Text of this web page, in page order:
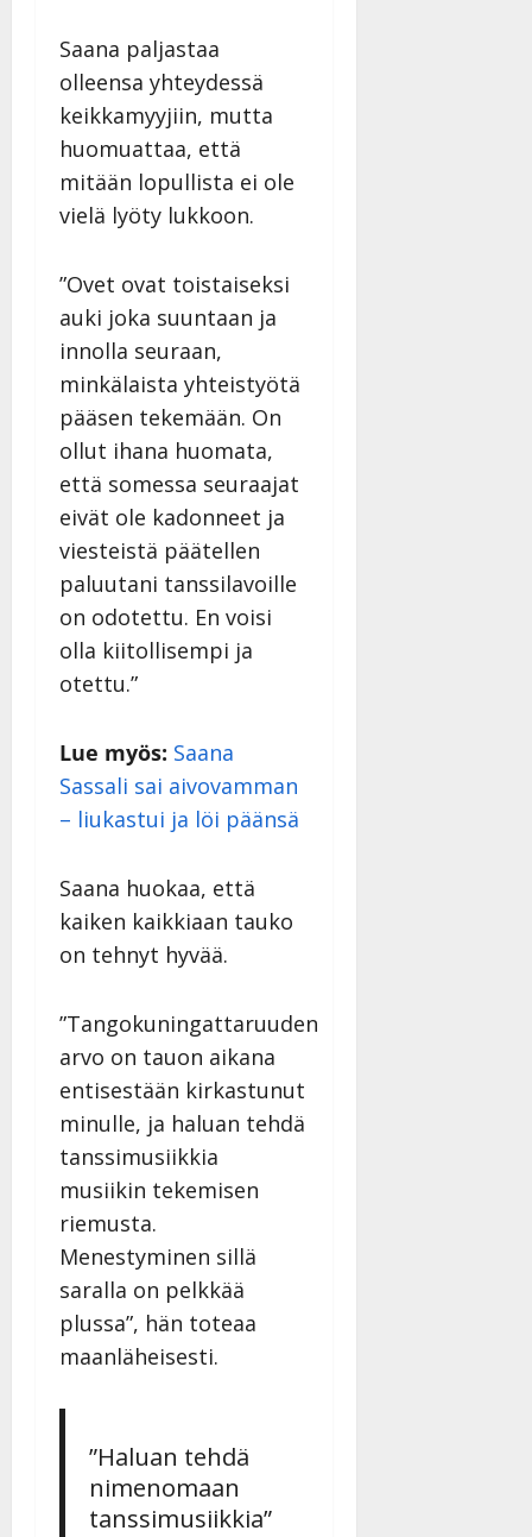
Saana paljastaa
olleensa yhteydessä
keikkamyyjiin, mutta
huomuattaa, että
mitään lopullista ei ole
vielä lyöty lukkoon.
”Ovet ovat toistaiseksi
auki joka suuntaan ja
innolla seuraan,
minkälaista yhteistyötä
pääsen tekemään. On
ollut ihana huomata,
että somessa seuraajat
eivät ole kadonneet ja
viesteistä päätellen
paluutani tanssilavoille
on odotettu. En voisi
olla kiitollisempi ja
otettu.”
Lue myös: Saana
Sassali sai aivovamman
– liukastui ja löi päänsä
Saana huokaa, että
kaiken kaikkiaan tauko
on tehnyt hyvää.
”Tangokuningattaruuden
arvo on tauon aikana
entisestään kirkastunut
minulle, ja haluan tehdä
tanssimusiikkia
musiikin tekemisen
riemusta.
Menestyminen sillä
saralla on pelkkää
plussa”, hän toteaa
maanläheisesti.
”Haluan tehdä
nimenomaan
tanssimusiikkia”